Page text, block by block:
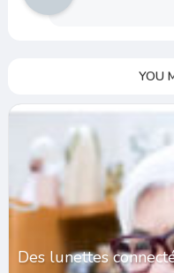
YOU
Des lunettes